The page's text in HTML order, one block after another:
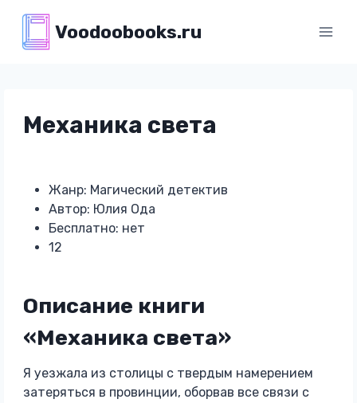
содержимому
Voodoobooks.ru
Механика света
Жанр: Магический детектив
Автор: Юлия Ода
Бесплатно: нет
12
Описание книги
«Механика света»
Я уезжала из столицы с твердым намерением
затеряться в провинции, оборвав все связи с